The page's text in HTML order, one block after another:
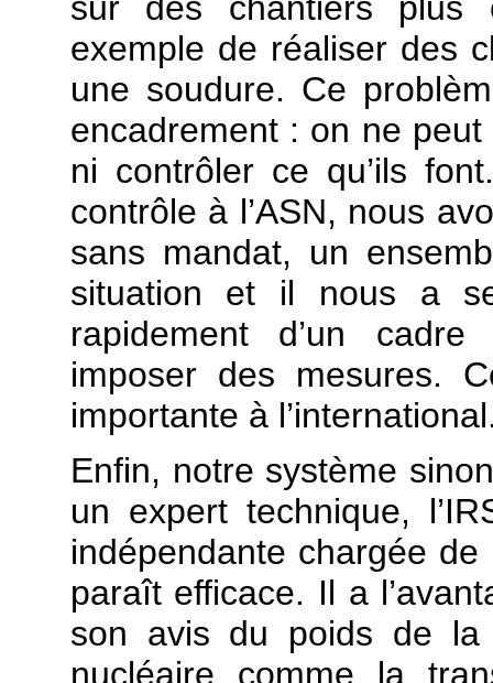
exemple de réaliser des
une soudure. Ce
encadrement : on ne
ni contrôler ce qu’ils
contrôle à l’ASN, nous
sans mandat, un
situation et il nous a
rapidement d’un
imposer des mesures.
importante à
Enfin, notre système
un expert technique,
indépendante chargée
paraît efficace. Il a
son avis du poids de la
nucléaire comme la